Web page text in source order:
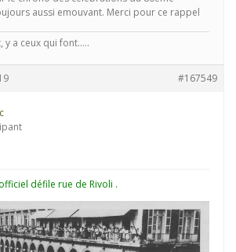
aussi emouvant. Merci pour ce rappel
y a ceux qui font.....
#167549
défile rue de Rivoli .